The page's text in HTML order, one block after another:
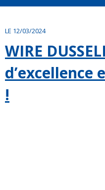
LE 12/03/2024
WIRE
!